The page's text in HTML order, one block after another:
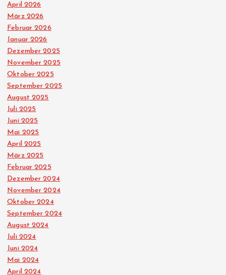
April 2026
März 2026
Februar 2026
Januar 2026
Dezember 2025
November 2025
Oktober 2025
September 2025
August 2025
Juli 2025
Juni 2025
Mai 2025
April 2025
März 2025
Februar 2025
Dezember 2024
November 2024
Oktober 2024
September 2024
August 2024
Juli 2024
Juni 2024
Mai 2024
April 2024